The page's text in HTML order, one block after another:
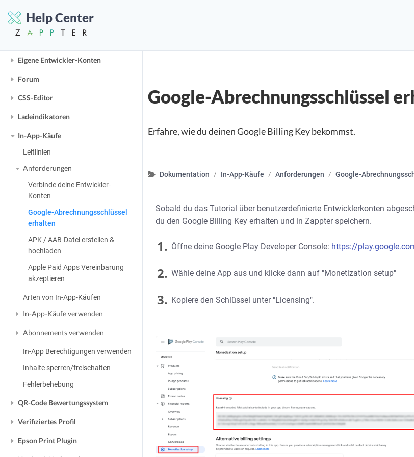
Help Center
Neu
Eigene Entwickler-Konten
Forum
CSS-Editor
Ladeindikatoren
In-App-Käufe
Leitlinien
Anforderungen
Verbinde deine Entwickler-
Konten
Google-Abrechnungsschlüssel
erhalten
APK / AAB-Datei erstellen &
hochladen
Apple Paid Apps Vereinbarung
akzeptieren
Arten von In-App-Käufen
In-App-Käufe verwenden
Abonnements verwenden
In-App Berechtigungen verwenden
Inhalte sperren/freischalten
Fehlerbehebung
QR-Code Bewertungssystem
Verifiziertes Profil
Epson Print Plugin
Google-Abrechnungsschlüssel
Erfahre, wie du deinen Google Billing Key bekommst.
Dokumentation In-App-Käufe Anforderungen Google-
Sobald du das Tutorial über benutzerdefinierte Entwicklerkonten
du den Google Billing Key erhalten und in Zappter speichern.
1. Öffne deine Google Play Developer Console: https://
2. Wähle deine App aus und klicke dann auf "Monetization setup"
3. Kopiere den Schlüssel unter "Licensing".